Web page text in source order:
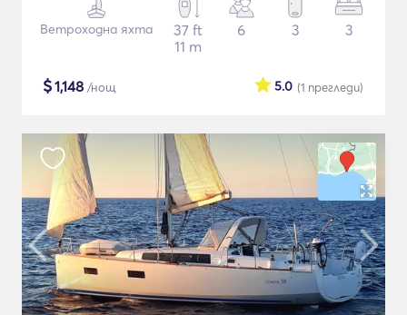
Ветроходна яхта
37 ft
11 m
6 3 3
$1,148 /нощ (1 прегледи)
5.0